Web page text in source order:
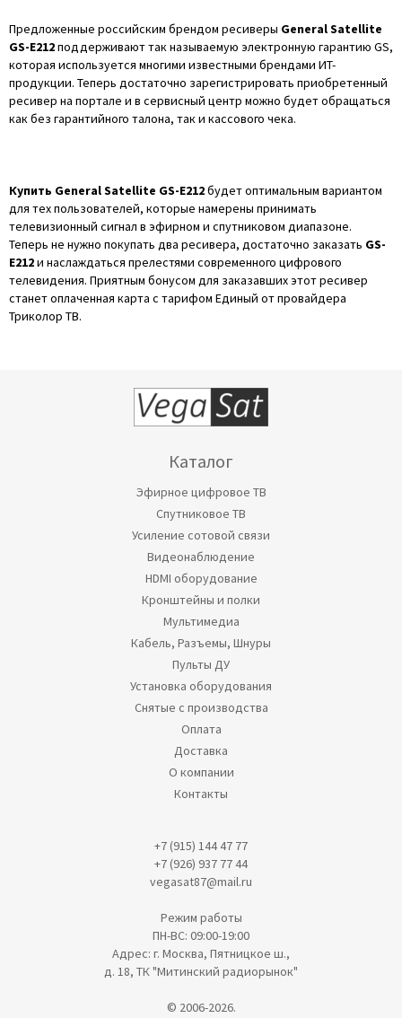
Предложенные российским брендом ресиверы General Satellite
GS-E212поддерживают так называемую электронную гарантию GS,
которая используется многими известными брендами ИT-
продукции. Теперь достаточно зарегистрировать приобретенный
ресивер на портале и в сервисный центр можно будет обращаться
как без гарантийного талона, так и кассового чека.
Купить General Satellite GS-E212будет оптимальным вариантом
для тех пользователей, которые намерены принимать
телевизионный сигнал в эфирном и спутниковом диапазоне.
Теперь не нужно покупать два ресивера, достаточно заказать GS-
E212и наслаждаться прелестями современного цифрового
телевидения. Приятным бонусом для заказавших этот ресивер
станет оплаченная карта с тарифом Единый от провайдера
Триколор ТВ.
Каталог
Эфирное цифровое ТВ
Спутниковое ТВ
Усиление сотовой связи
Видеонаблюдение
HDMI оборудование
Кронштейны и полки
Мультимедиа
Кабель, Разъемы, Шнуры
Пульты ДУ
Установка оборудования
Снятые с производства
Оплата
Доставка
О компании
Контакты
+7 (915) 144 47 77
+7 (926) 937 77 44
vegasat87@mail.ru
Режим работы
ПН-ВС: 09:00-19:00
Адрес: г. Москва, Пятницкое ш.,
д. 18, ТК "Митинский радиорынок"
© 2006-2026.